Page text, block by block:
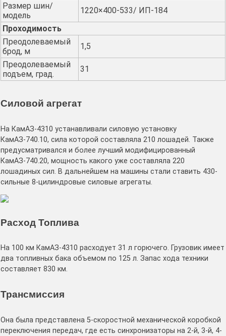
Размер шин/
модель
1220×400-533/ ИП-184
Проходимость
Преодолеваемый
брод, м
1,5
Преодолеваемый
подъем, град.
31
Силовой агрегат
На КамАЗ-4310 устанавливали силовую установку
КамАЗ-740.10, сила которой составляла 210 лошадей. Также
предусматривался и более лучший модифицированный
КамАЗ-740.20, мощность какого уже составляла 220
лошадиных сил. В дальнейшем на машины стали ставить 430-
сильные 8-цилиндровые силовые агрегаты.
Расход Топлива
На 100 км КамАЗ-4310 расходует 31 л горючего. Грузовик имеет
два топливных бака объемом по 125 л. Запас хода техники
составляет 830 км.
Трансмиссия
Она была представлена 5-скоростной механической коробкой
переключения передач, где есть синхронизаторы на 2-й, 3-й, 4-